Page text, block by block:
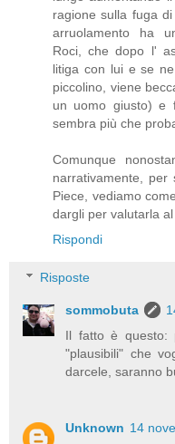
ragione sulla fuga
arruolamento ha
Roci, che dopo l'
litiga con lui e se
piccolino, viene
un uomo giusto) e
sembra più che
Comunque
narrativamente,
Piece, vediamo
dargli per valutarla
Rispondi
Risposte
sommobuta
Il fatto è questo:
"plausibili" che
darcele, saranno
Unknown 14